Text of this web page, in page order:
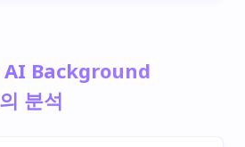
Background
분석